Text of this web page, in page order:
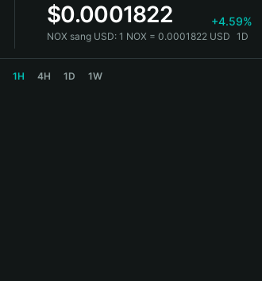
$0.0001822 +4.59%
NOX sang USD: 1 NOX = 0.0001822 USD 1D
1H 4H 1D 1W